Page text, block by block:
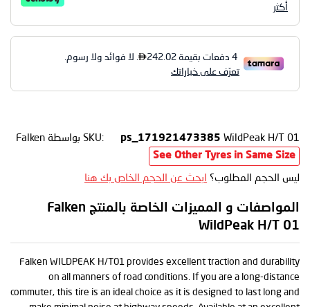
أكثر
SKU: ps_171921473385 WildPeak H/T 01 بواسطة Falken
See Other Tyres in Same Size
ليس الحجم المطلوب؟ ابحث عن الحجم الخاص بك هنا
المواصفات و المميزات الخاصة بالمنتج Falken
WildPeak H/T 01
Falken WILDPEAK H/T01 provides excellent traction and durability
on all manners of road conditions. If you are a long-distance
commuter, this tire is an ideal choice as it is designed to last long and